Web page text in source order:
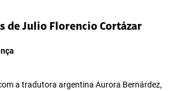
de Julio Florencio Cortázar
a tradutora argentina Aurora Bernárdez,